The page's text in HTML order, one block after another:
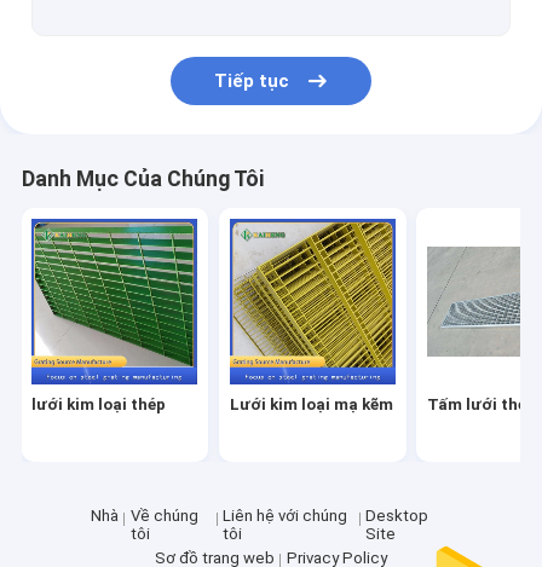
Tiếp tục
Danh Mục Của Chúng Tôi
lưới kim loại thép Lưới kim loại mạ kẽm Tấm lưới thép
Nhà
Về chúng
tôi
Liên hệ với chúng
tôi
Desktop
Site
Sơ đồ trang web
Privacy Policy